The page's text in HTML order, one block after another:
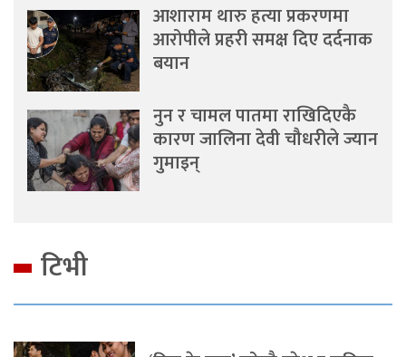
आशाराम थारु हत्या प्रकरणमा
आरोपीले प्रहरी समक्ष दिए दर्दनाक
बयान
नुन र चामल पातमा राखिदिएकै
कारण जालिना देवी चौधरीले ज्यान
गुमाइन्
टिभी